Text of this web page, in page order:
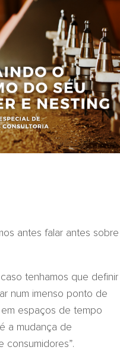
antes falar antes sobre
tenhamos que definir
num imenso ponto de
espaços de tempo
a mudança de